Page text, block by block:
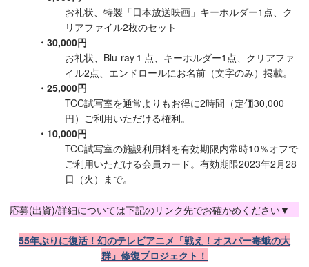
お礼状、特製「日本放送映画」キーホルダー1点、ク
リアファイル2枚のセット
・30,000円
お礼状、Blu-ray１点、キーホルダー1点、クリアファ
イル2点、エンドロールにお名前（文字のみ）掲載。
・25,000円
TCC試写室を通常よりもお得に2時間（定価30,000
円）ご利用いただける権利。
・10,000円
TCC試写室の施設利用料を有効期限内常時10％オフで
ご利用いただける会員カード。有効期限2023年2月28
日（火）まで。
応募(出資)/詳細については下記のリンク先でお確かめください▼
55年ぶりに復活！幻のテレビアニメ「戦え！オスパー毒蛾の大
群」修復プロジェクト！